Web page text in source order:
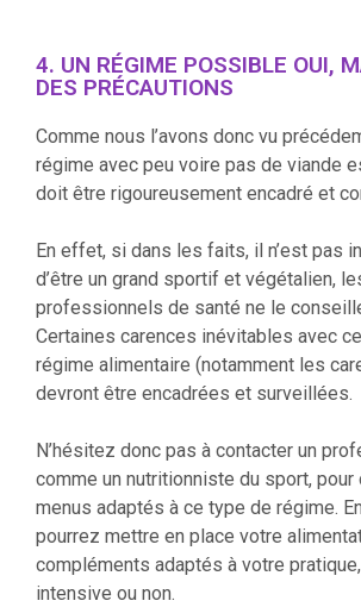
4. UN RÉGIME POSSIBLE OUI,
DES PRÉCAUTIONS
Comme nous l’avons donc vu
régime avec peu voire pas de viande
doit être rigoureusement encadré et
En effet, si dans les faits, il n’est pas
d’être un grand sportif et végétalien,
professionnels de santé ne le
Certaines carences inévitables avec
régime alimentaire (notamment les
devront être encadrées et surveillées.
N’hésitez donc pas à contacter un
comme un nutritionniste du sport, pour
menus adaptés à ce type de régime.
pourrez mettre en place votre
compléments adaptés à votre
intensive ou non.